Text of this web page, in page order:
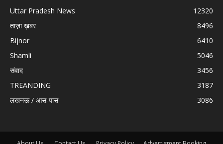
Uttar Pradesh News
12320
ताज़ा ख़बर
8496
Bijnor
6410
Shamli
5046
संवाद
3456
TREANDING
3187
लखनऊ / आस-पास
3086